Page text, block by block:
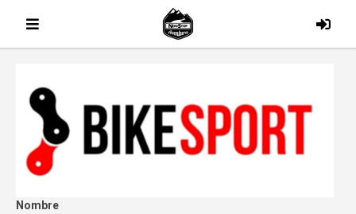
Nombre